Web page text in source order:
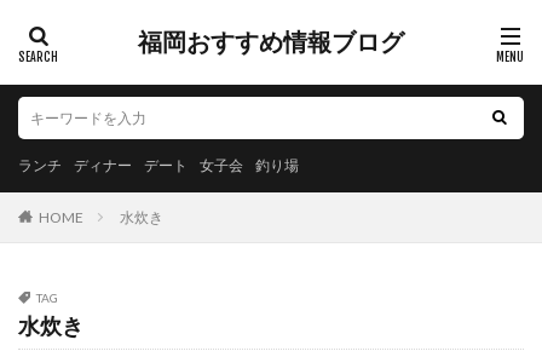
福岡おすすめ情報ブログ
ランチ ディナー デート 女子会 釣り場
HOME 水炊き
TAG
水炊き